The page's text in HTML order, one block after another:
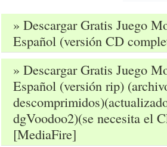
» Descargar Gratis Juego
Español (versión CD
» Descargar Gratis Juego
Español (versión rip)
dgVoodoo2)(se necesita el
[MediaFire]